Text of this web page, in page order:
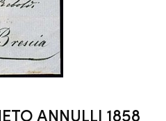
ANNULLI 1858